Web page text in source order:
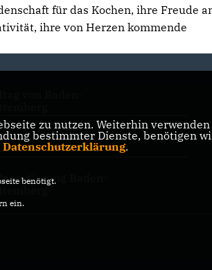
für das Kochen, ihre Freude
ihre von Herzen kommende
Landtagsfraktion
Baden-
zu nutzen. Weiterhin
bestimmter Dienste, benötigen
Datenschutzerklärung.
benötigt.
ein.